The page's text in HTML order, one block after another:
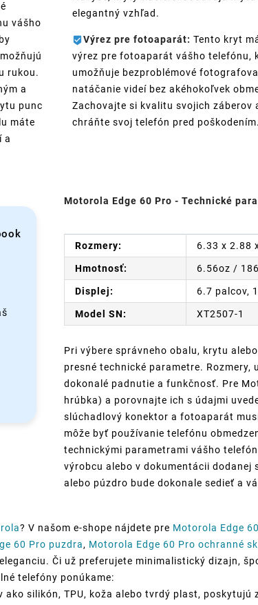
vášho
rukou.
a
punc
máte
a
elegantný vzhľad.
Výrez pre fotoaparát: Tento kryt
výrez pre fotoaparát vášho telefónu,
umožňuje bezproblémové
natáčanie videí bez akéhokoľvek
Zachovajte si kvalitu svojich záberov
chráňte svoj telefón pred poškodením.
Motorola Edge 60 Pro - Technické
Rozmery: 6.33 x 2.88
Hmotnosť: 6.56oz /
Displej: 6.7 palcov,
Model SN: XT2507-1
Pri výbere správneho obalu, krytu
presné technické parametre.
dokonalé padnutie a funkčnosť. Pre
hrúbka) a porovnajte ich s údajmi
slúchadlový konektor a fotoaparát
môže byť používanie telefónu
technickými parametrami vášho
výrobcu alebo v dokumentácii dodanej
alebo púzdro bude dokonale sedieť a
? V našom e-shope nájdete pre Motorola Edge
60 Pro puzdra, Motorola Edge 60 Pro ochranné
Či už preferujete minimalistický dizajn,
telefóny ponúkame:
ako silikón, TPU, koža alebo tvrdý plast,